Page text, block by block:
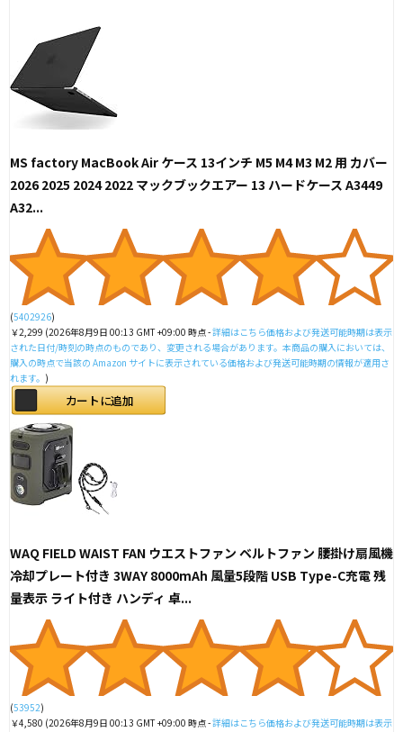
MS factory MacBook Air ケース 13インチ M5 M4 M3 M2 用 カバー
2026 2025 2024 2022 マックブックエアー 13 ハードケース A3449
A32...
(5402926)
￥2,299 (2026年8月9日 00:13 GMT +09:00 時点 -詳細はこちら価格および発送可能時期は表示
された日付/時刻の時点のものであり、変更される場合があります。本商品の購入においては、
購入の時点で当該の Amazon サイトに表示されている価格および発送可能時期の情報が適用さ
れます。 )
カートに追加
WAQ FIELD WAIST FAN ウエストファン ベルトファン 腰掛け扇風機
冷却プレート付き 3WAY 8000mAh 風量5段階 USB Type-C充電 残
量表示 ライト付き ハンディ 卓...
(53952)
￥4,580 (2026年8月9日 00:13 GMT +09:00 時点 -詳細はこちら価格および発送可能時期は表示